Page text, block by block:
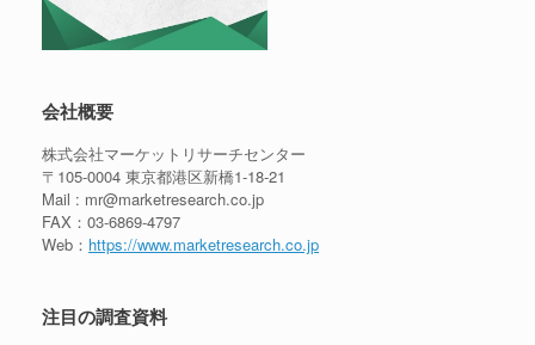
会社概要
株式会社マーケットリサーチセンター
〒105-0004 東京都港区新橋1-18-21
Mail : mr@marketresearch.co.jp
FAX：03-6869-4797
Web： https://www.marketresearch.co.jp
注目の調査資料